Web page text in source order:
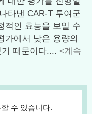
타낸 CAR-T 투여군
적인 효능을 보일 수
가에서 낮은 용량의
때문이다.... <계속
수 있습니다.